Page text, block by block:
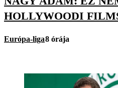
HOLLYWOODI
Európa-liga8 órája